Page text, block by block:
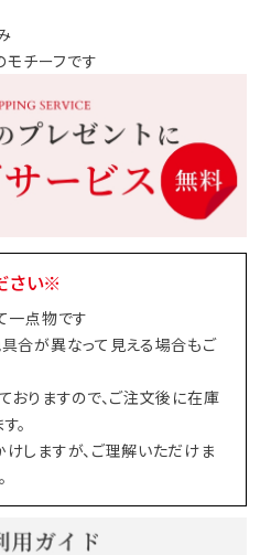
モチーフです
さい※
一点物です
合が異なって見える場合もご
おりますので、ご注文後に在庫
。
しますが、ご理解いただけま